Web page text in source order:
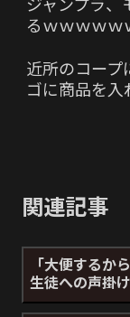
るｗｗｗｗｗ
近所のコープ
ゴに商品を入
関連記事
「大便するか
生徒への声掛